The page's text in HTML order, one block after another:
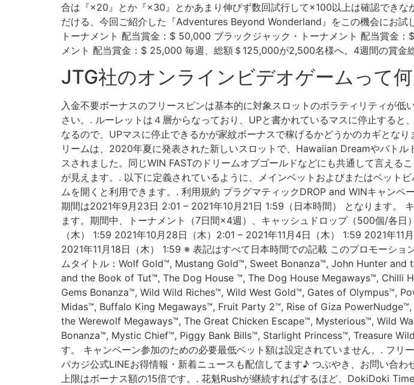
合は『×20』とか『×30』とかあまり伸びず数回試行して×100以上は確認でき
だける、今回ご紹介した『Adventures Beyond Wonderland』をこの機会にお試
トーナメント 配当賞金：$ 50,000 ブラックジャック・トーナメント 配当賞金
メント 配当賞金：$ 25,000 毎週、総額＄125,000が2,500名様へ。4週間の賞金
JTG社のオンラインビデオゲームって
入金不要ボーナスのフリースピンは基本的に対象スロットのボラティリティが
さい。. ルーレットは４層からなっており、UPと書かれているマスに停止する
なるので、UPマスに停止できるかが家紋ボーナスで稼げるかどうかのカギとな
リームは、2020年夏に発表された新しいスロットで、Hawaiian Dreamやバト
スされました。同じWIN FASTのドリームオブゴールドなどにも共通して言え
が見えます。. 以下に定義されているように、メインベットおよびまたはベット
ムを開くと利用できます。. 利用規約 プラグマティックDROP and WINキャン
期間は2021年9月23日 2:01 – 2021年10月21日 1:59（日本時間） となります。
ます。期間中、トーナメント（7日間×4週）、キャッシュドロップ（500個/各
（木） 1:59 2021年10月28日（木）2:01 – 2021年11月4日（木） 1:59 2021年
2021年11月18日（木） 1:59 ※ 表記はすべて日本時間での記載 このプロモーシ
ムタイトル：Wolf Gold™, Mustang Gold™, Sweet Bonanza™, John Hunter
and the Book of Tut™, The Dog House ™, The Dog House Megaways™, Chilli
Gems Bonanza™, Wild Wild Riches™, Wild West Gold™, Gates of Olympus™,
Midas™, Buffalo King Megaways™, Fruit Party 2™, Rise of Giza
the Werewolf Megaways™, The Great Chicken Escape™, Mysterious™, Wild
Bonanza™, Mystic Chief™, Piggy Bank Bills™, Starlight Princess™, Treasure
す。 キャンペーン参加のための必要最低ベット額は設定されていません。. フリ
パカジ公式LINEお得情報・新着ニュースも配信してます♪ つぶやき、お問い合
上限はボーナス額の15倍です。. 花魁Rushが継続すればするほど、DokiDoki